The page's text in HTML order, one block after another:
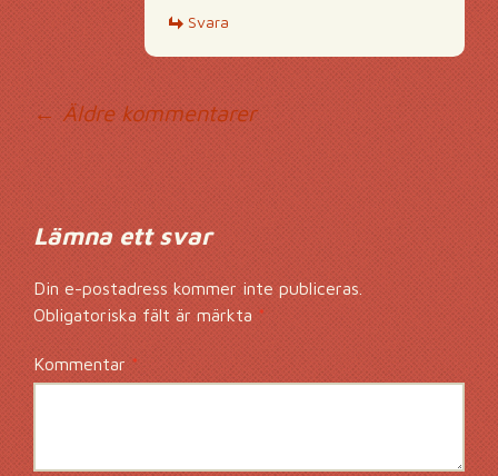
Svara
← Äldre kommentarer
Lämna ett svar
Din e-postadress kommer inte publiceras.
Obligatoriska fält är märkta *
Kommentar*